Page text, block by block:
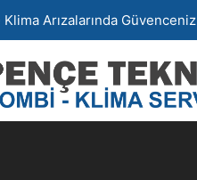
Arızalarında Güvenceniz